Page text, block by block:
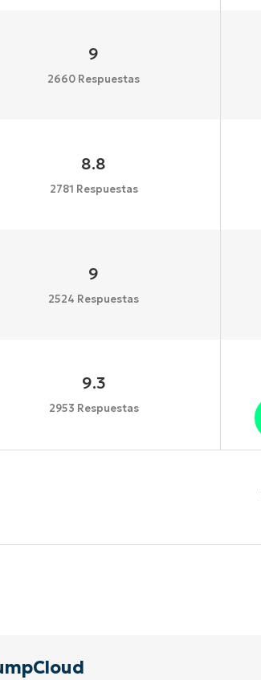
9
2660 Respuestas
8.8
2781 Respuestas
9
2524 Respuestas
9.3
2953 Respuestas